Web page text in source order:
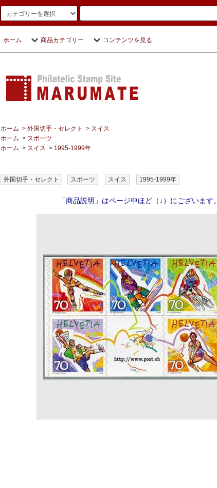
ホーム 商品カテゴリー コンテンツを見る
ホーム > 外国切手・セレクト > スイス
ホーム > スポーツ
ホーム > スイス > 1995-1999年
外国切手・セレクト スポーツ スイス 1995-1999年
「商品説明」はページ中ほど（↓）にございます。